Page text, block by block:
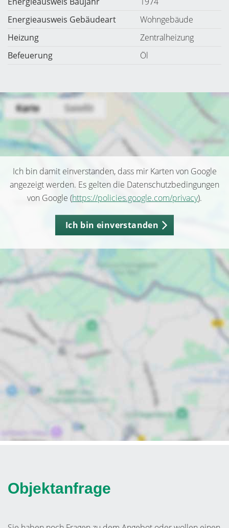
Energieausweis Gebäudeart
Wohngebäude
Heizung
Zentralheizung
Befeuerung
Öl
Ich bin damit einverstanden, dass mir Karten von Google
angezeigt werden. Es gelten die Datenschutzbedingungen
von Google (https://policies.google.com/privacy).
Ich bin einverstanden
Objektanfrage